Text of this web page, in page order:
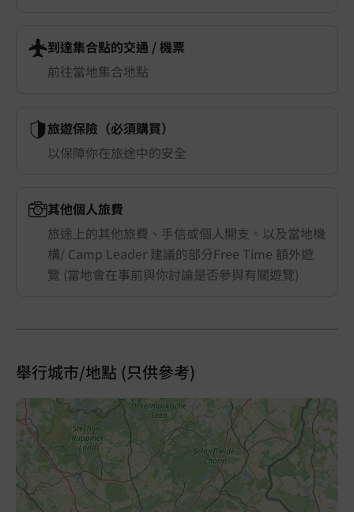
到達集合點的交通 ​/ 機票
前往當地集合地點
旅遊保險（必須購買）
以保障你在旅途中的安全
其他個人旅費
旅途上的其他旅費、手信或個人開支。以及當地機
構/ Camp Leader 建議的部分Free Time 額外遊
覽 (當地會在事前與你討論是否參與有關遊覽)
舉行城市/地點 (只供參考)